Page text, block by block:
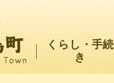
くらし・手続
き